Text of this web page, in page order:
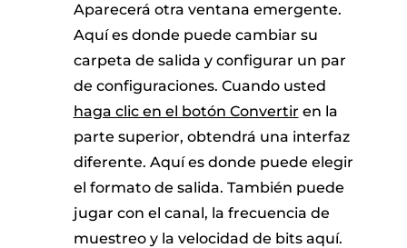
Aparecerá otra ventana emergente.
Aquí es donde puede cambiar su
carpeta de salida y configurar un par
de configuraciones. Cuando usted
haga clic en el botón Convertir en la
parte superior, obtendrá una interfaz
diferente. Aquí es donde puede elegir
el formato de salida. También puede
jugar con el canal, la frecuencia de
muestreo y la velocidad de bits aquí.